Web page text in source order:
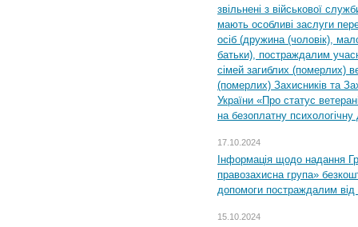
звільнені з військової
мають особливі заслуги
осіб (дружина (чоловік),
батьки), постраждалим
сімей загиблих (померлих)
(померлих) Захисників та
України «Про статус
на безоплатну психологічну
17.10.2024
Інформація щодо надання
правозахисна група»
допомоги постраждалим від
15.10.2024